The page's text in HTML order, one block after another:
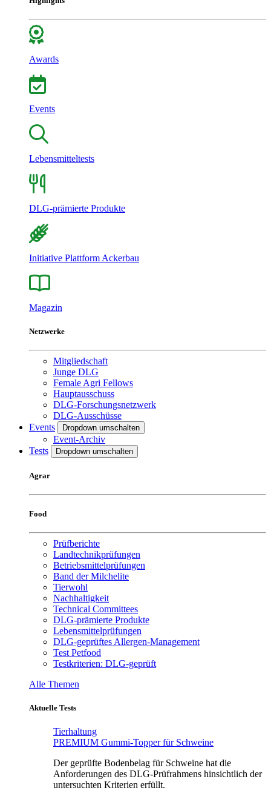
Awards
Events
Lebensmitteltests
DLG-prämierte Produkte
Initiative Plattform Ackerbau
Magazin
Netzwerke
Mitgliedschaft
Junge DLG
Female Agri Fellows
Hauptausschuss
DLG-Forschungsnetzwerk
DLG-Ausschüsse
Events
Dropdown umschalten
Event-Archiv
Tests
Dropdown umschalten
Agrar
Food
Prüfberichte
Landtechnikprüfungen
Betriebsmittelprüfungen
Band der Milchelite
Tierwohl
Nachhaltigkeit
Technical Committees
DLG-prämierte Produkte
Lebensmittelprüfungen
DLG-geprüftes Allergen-Management
Test Petfood
Testkriterien: DLG-geprüft
Alle Themen
Aktuelle Tests
Tierhaltung
PREMIUM Gummi-Topper für Schweine
Der geprüfte Bodenbelag für Schweine hat die
Anforderungen des DLG-Prüfrahmens hinsichtlich der
untersuchten Kriterien erfüllt.